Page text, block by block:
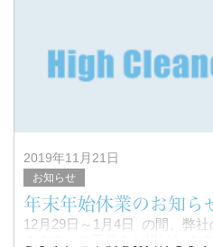
2019年11月21日
お知らせ
年末年始休業のお知ら
12月29日～1月4日 の間、弊